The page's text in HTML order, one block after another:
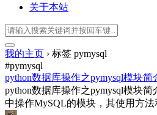
关于本站
我的主页 › 标签 pymysql
#pymysql
python数据库操作之pymysql模块简
python数据库操作之pymysql模块简
中操作MySQL的模块，其使用方